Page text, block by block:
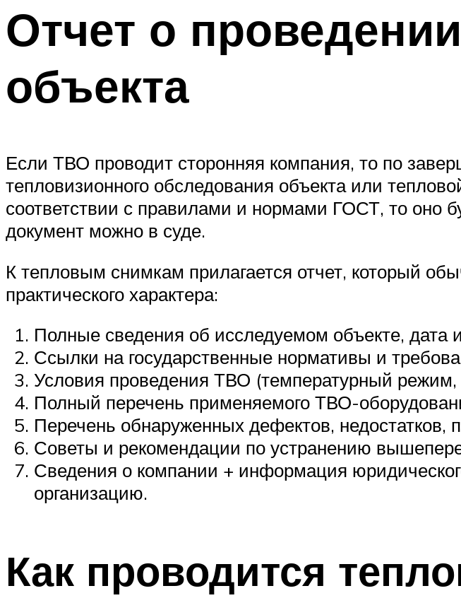
Отчет о
объекта
Если ТВО проводит сторонняя компания, то по
тепловизионного обследования объекта или
соответствии с правилами и нормами ГОСТ, то оно
документ можно в суде.
К тепловым снимкам прилагается отчет, который
практического характера:
Полные сведения об исследуемом объекте, дата
Ссылки на государственные нормативы и
Условия проведения ТВО (температурный режим,
Полный перечень применяемого ТВО-
Перечень обнаруженных дефектов, недостатков,
Советы и рекомендации по устранению
Сведения о компании + информация
организацию.
Как проводится